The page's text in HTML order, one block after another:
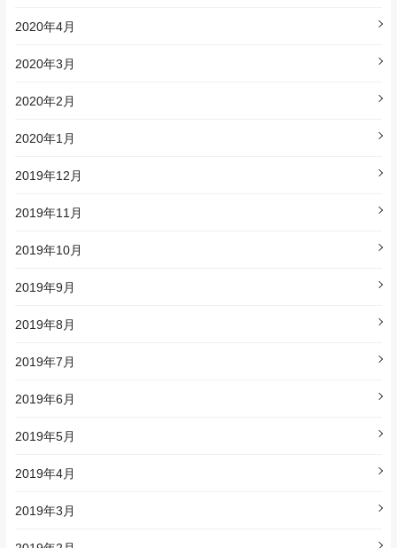
2020年4月
2020年3月
2020年2月
2020年1月
2019年12月
2019年11月
2019年10月
2019年9月
2019年8月
2019年7月
2019年6月
2019年5月
2019年4月
2019年3月